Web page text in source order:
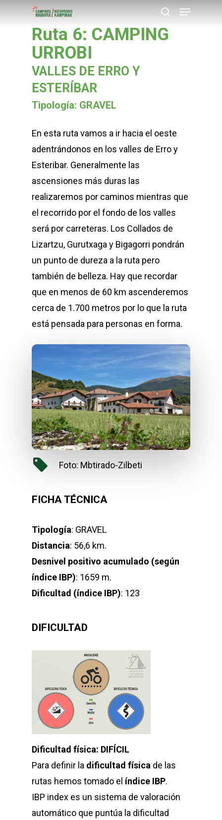
Menu
Ruta 6: CAMPING
URROBI
VALLES DE ERRO Y
ESTERÍBAR
Tipología: GRAVEL
En esta ruta vamos a ir hacia el oeste
adentrándonos en los valles de Erro y
Esteribar. Generalmente las
ascensiones más duras las
realizaremos por caminos mientras que
el recorrido por el fondo de los valles
será por carreteras. Los Collados de
Lizartzu, Gurutxaga y Bigagorri pondrán
un punto de dureza a la ruta pero
también de belleza. Hay que recordar
que en menos de 60 km ascenderemos
cerca de 1.700 metros por lo que la ruta
está pensada para personas en forma.
Foto: Mbtirado-Zilbeti
FICHA TÉCNICA
Tipología: GRAVEL
Distancia: 56,6 km.
Desnivel positivo acumulado (según
índice IBP): 1659 m.
Dificultad (índice IBP): 123
DIFICULTAD
Dificultad física: DIFÍCIL
Para definir la dificultad física de las
rutas hemos tomado el índice IBP.
IBP index es un sistema de valoración
automático que puntúa la dificultad